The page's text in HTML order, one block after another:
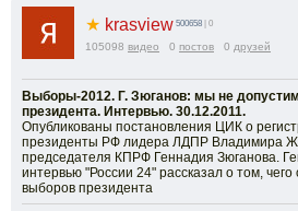
★ krasview 500658 | 0
105098 видео 0 постов 0 друзей
Выборы-2012. Г. Зюганов: мы не
президента. Интервью. 30.12.2011.
Опубликованы постановления ЦИК о
президенты РФ лидера ЛДПР Владимира
председателя КПРФ Геннадия Зюганова.
интервью "России 24" рассказал о том,
выборов президента